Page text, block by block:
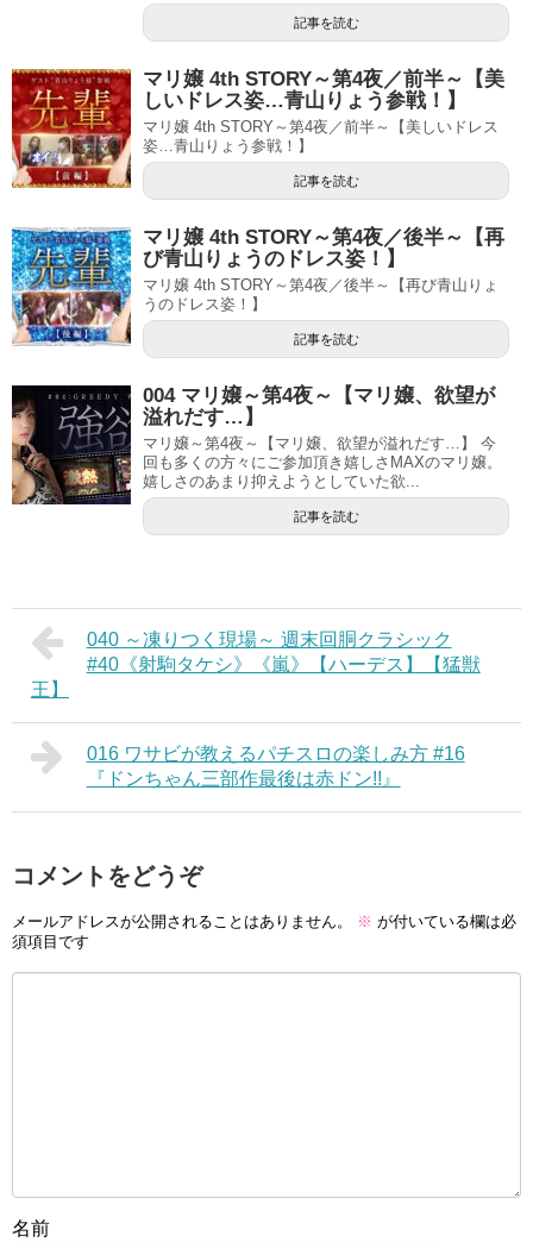
記事を読む
マリ嬢 4th STORY～第4夜／前半～【美
しいドレス姿…青山りょう参戦！】
マリ嬢 4th STORY～第4夜／前半～【美しいドレス
姿…青山りょう参戦！】
記事を読む
マリ嬢 4th STORY～第4夜／後半～【再
び青山りょうのドレス姿！】
マリ嬢 4th STORY～第4夜／後半～【再び青山りょ
うのドレス姿！】
記事を読む
004 マリ嬢～第4夜～【マリ嬢、欲望が
溢れだす…】
マリ嬢～第4夜～【マリ嬢、欲望が溢れだす…】 今
回も多くの方々にご参加頂き嬉しさMAXのマリ嬢。
嬉しさのあまり抑えようとしていた欲...
記事を読む
040 ～凍りつく現場～ 週末回胴クラシック
#40《射駒タケシ》《嵐》【ハーデス】【猛獣
王】
016 ワサビが教えるパチスロの楽しみ方 #16
『ドンちゃん三部作最後は赤ドン!!』
コメントをどうぞ
メールアドレスが公開されることはありません。 ※ が付いている欄は必
須項目です
名前